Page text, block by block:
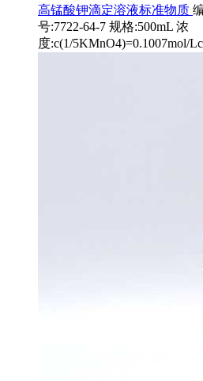
高锰酸钾滴定溶液标准物质
号:7722-64-7 规格:500mL 浓
度:c(1/5KMnO4)=0.1007mol/